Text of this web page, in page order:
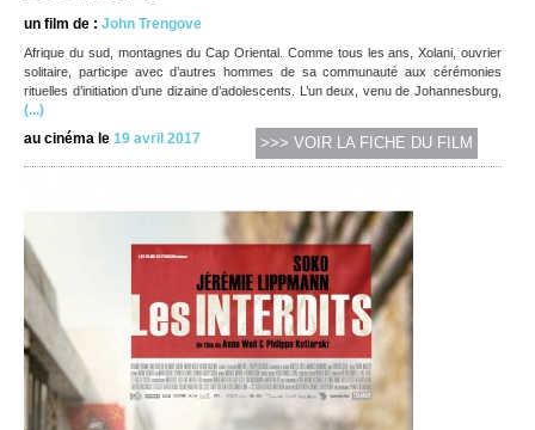
un film de : John Trengove
Afrique du sud, montagnes du Cap Oriental. Comme tous les ans, Xolani, ouvrier
solitaire, participe avec d’autres hommes de sa communauté aux cérémonies
rituelles d’initiation d’une dizaine d’adolescents. L’un deux, venu de Johannesburg,
(...)
au cinéma le 19 avril 2017 >>> VOIR LA FICHE DU FILM